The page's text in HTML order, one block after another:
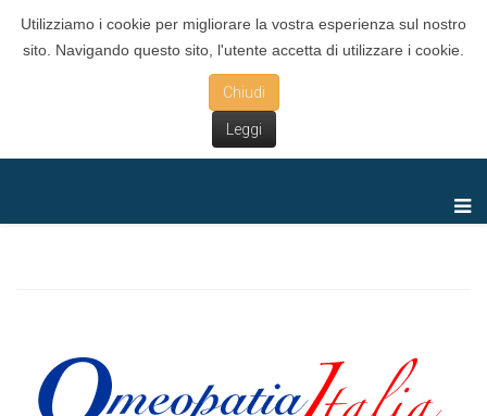
Utilizziamo i cookie per migliorare la vostra esperienza sul nostro
sito. Navigando questo sito, l'utente accetta di utilizzare i cookie.
Chiudi
Leggi